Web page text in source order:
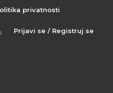
privatnosti
Prijavi se / Registruj se